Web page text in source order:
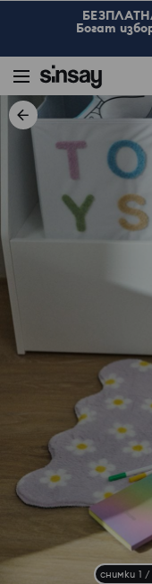
Богат
снимки 1 /